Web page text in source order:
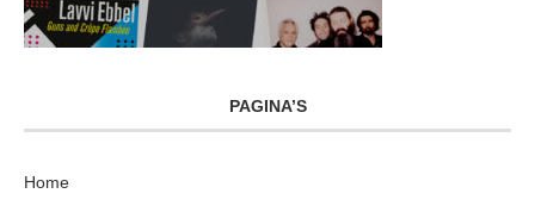
PAGINA’S
Home